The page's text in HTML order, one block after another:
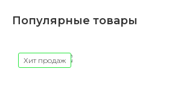
Популярные товары
Хит продаж